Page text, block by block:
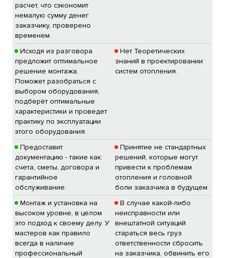
расчет, что сэкономит
немалую сумму денег
заказчику, проверено
временем.
Исходя из разговора
предложит оптимальное
решение монтажа.
Поможет разобраться с
выбором оборудования,
подберёт оптимальные
характеристики и проведет
практику по эксплуатации
этого оборудования.
Нет Теоретических
знаний в проектировании
систем отопления.
Предоставит
документацию - такие как:
счета, сметы, договора и
гарантийное
обслуживание.
Принятие не стандартных
решений, которые могут
привести к проблемам
отопления и головной
боли заказчика в будущем.
Монтаж и установка на
высоком уровне, в целом
это подход к своему делу. У
мастеров как правило
всегда в наличие
профессиональный
В случае какой-либо
неисправности или
внештатной ситуаций
стараться весь груз
ответственности сбросить
на заказчика, обвинить его